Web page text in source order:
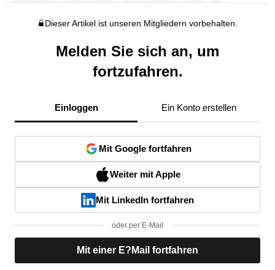
Dieser Artikel ist unseren Mitgliedern vorbehalten.
Melden Sie sich an, um
fortzufahren.
Einloggen Ein Konto erstellen
Mit Google fortfahren
Weiter mit Apple
Mit LinkedIn fortfahren
oder per E-Mail
Mit einer E?Mail fortfahren